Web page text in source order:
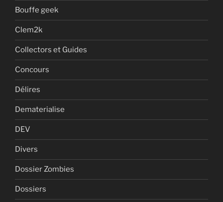
Bouffe geek
Clem2k
Collectors et Guides
Concours
Délires
Dematerialise
DEV
Divers
Dossier Zombies
Dossiers